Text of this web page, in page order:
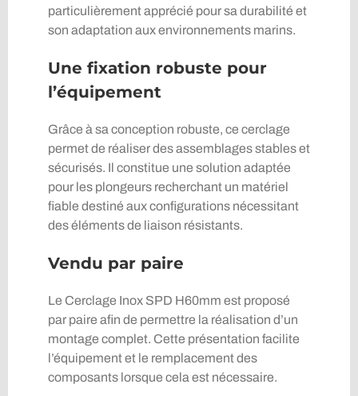
particulièrement apprécié pour sa durabilité et
son adaptation aux environnements marins.
Une fixation robuste pour
l’équipement
Grâce à sa conception robuste, ce cerclage
permet de réaliser des assemblages stables et
sécurisés. Il constitue une solution adaptée
pour les plongeurs recherchant un matériel
fiable destiné aux configurations nécessitant
des éléments de liaison résistants.
Vendu par paire
Le Cerclage Inox SPD H60mm est proposé
par paire afin de permettre la réalisation d’un
montage complet. Cette présentation facilite
l’équipement et le remplacement des
composants lorsque cela est nécessaire.